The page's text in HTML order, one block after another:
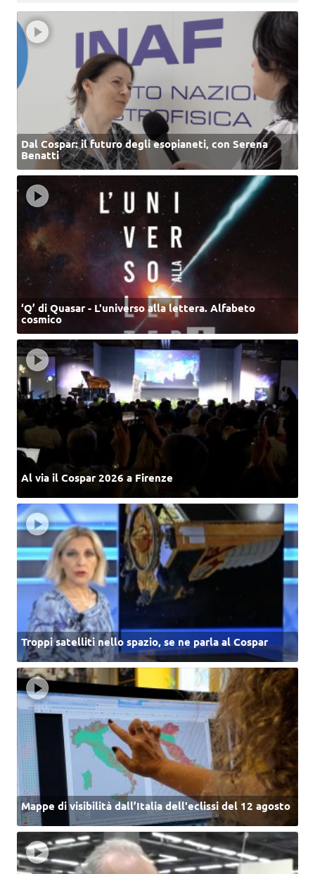
Dal Cospar: il futuro degli esopianeti, con Serena
Benatti
‘Q’ di Quasar - L'universo alla lettera. Alfabeto
cosmico
Al via il Cospar 2026 a Firenze
Troppi satelliti nello spazio, se ne parla al Cospar
Mappe di visibilità dall’Italia dell'eclissi del 12 agosto